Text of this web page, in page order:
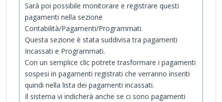
Sarà poi possibile monitorare e registrare questi
pagamenti nella sezione
Contabilità/Pagamenti/Programmati.
Questa sezione è stata suddivisa tra pagamenti
Incassati e Programmati.
Con un semplice clic potrete trasformare i pagamenti
sospesi in pagamenti registrati che verranno inseriti
quindi nella lista dei pagamenti incassati.
Il sistema vi indicherà anche se ci sono pagamenti